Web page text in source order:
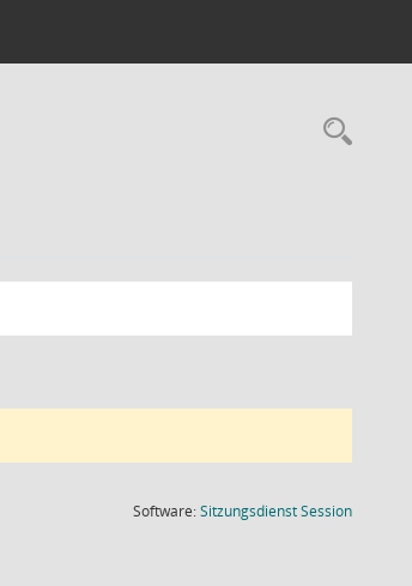
Software:SitzungsdienstSession(Wird in